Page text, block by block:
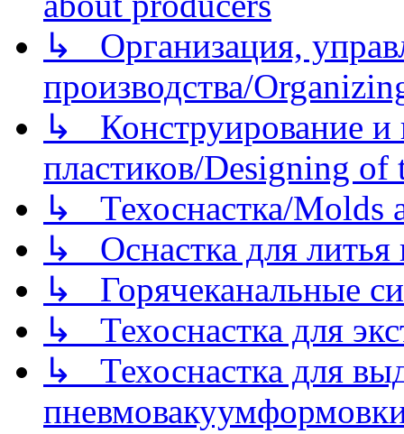
↳ Организация,
производства/
↳ Конструирование и
пластиков/Designing of
↳ Техоснастка/Molds
↳ Оснастка для литья
↳ Горячеканальные
↳ Техоснастка для
↳ Техоснастка для